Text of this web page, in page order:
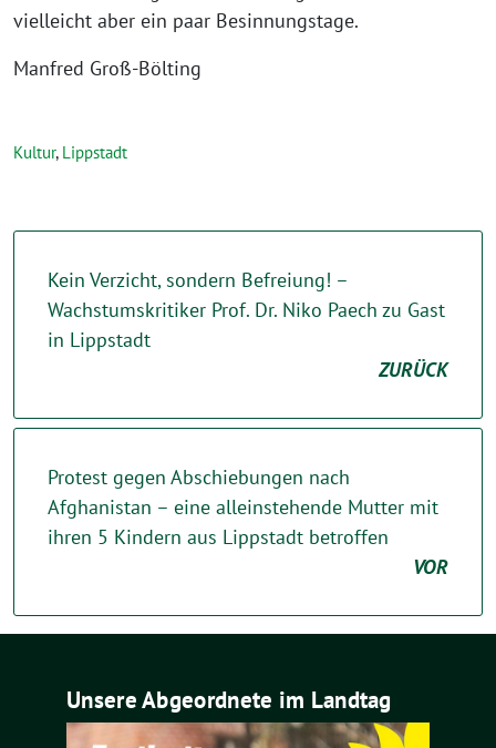
vielleicht aber ein paar Besinnungstage.
Manfred Groß-Bölting
Kultur, Lippstadt
Kein Verzicht, sondern Befreiung! –
Wachstumskritiker Prof. Dr. Niko Paech zu Gast
in Lippstadt
ZURÜCK
Protest gegen Abschiebungen nach
Afghanistan – eine alleinstehende Mutter mit
ihren 5 Kindern aus Lippstadt betroffen
VOR
Unsere Abgeordnete im Landtag